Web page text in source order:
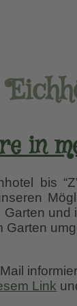
in
bis
Link